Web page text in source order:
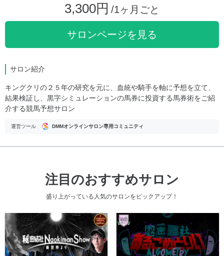
3,300円 /1ヶ月ごと
サロンページを見る
サロン紹介
キングクリの２５年の研究を元に、血統や騎手を軸に予想を立て、
結果検証し、黒字シミュレーションの馬券に投資する馬券術をご紹
介する競馬予想サロン
運営ツール DMMオンラインサロン専用コミュニティ
注目のおすすめサロン
盛り上がっている人気のサロンをピックアップ！